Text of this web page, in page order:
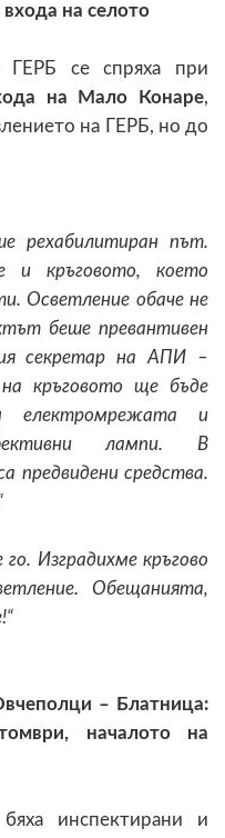
на селото
ГЕРБ се спряха при
на Мало Конаре,
на ГЕРБ, но до
рехабилитиран път.
и кръговото, което
Осветление обаче не
беше превантивен
секретар на АПИ –
кръговото ще бъде
електромрежата и
лампи. В
предвидени средства.
Изградихме кръгово
Обещанията,
– Блатница:
началото на
инспектирани и